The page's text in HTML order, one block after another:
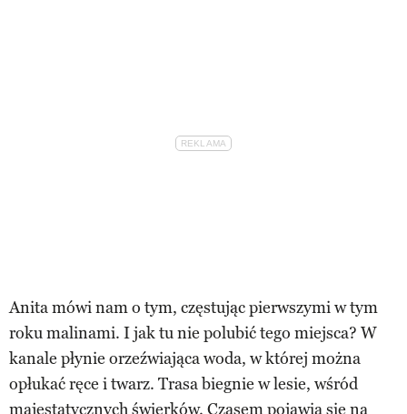
Anita mówi nam o tym, częstując pierwszymi w tym
roku malinami. I jak tu nie polubić tego miejsca? W
kanale płynie orzeźwiająca woda, w której można
opłukać ręce i twarz. Trasa biegnie w lesie, wśród
majestatycznych świerków. Czasem pojawia się na